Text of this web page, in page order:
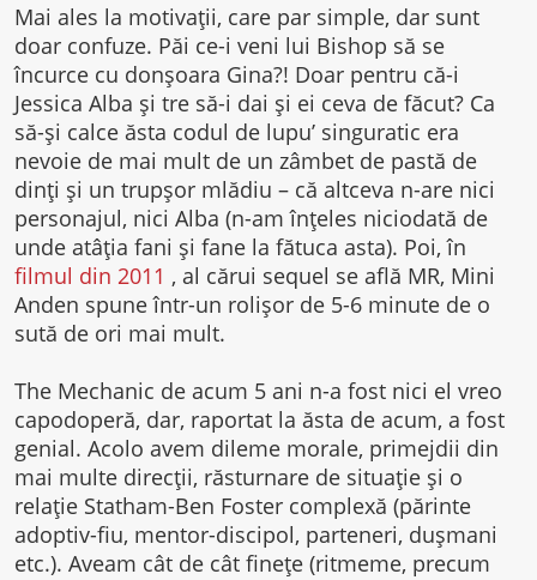
Mai ales la motivații, care par simple, dar sunt
doar confuze. Păi ce-i veni lui Bishop să se
încurce cu donșoara Gina?! Doar pentru că-i
Jessica Alba și tre să-i dai și ei ceva de făcut? Ca
să-și calce ăsta codul de lupu’ singuratic era
nevoie de mai mult de un zâmbet de pastă de
dinți și un trupșor mlădiu – că altceva n-are nici
personajul, nici Alba (n-am înțeles niciodată de
unde atâția fani și fane la fătuca asta). Poi, în
filmul din 2011 , al cărui sequel se află MR, Mini
Anden spune într-un rolișor de 5-6 minute de o
sută de ori mai mult.
The Mechanic de acum 5 ani n-a fost nici el vreo
capodoperă, dar, raportat la ăsta de acum, a fost
genial. Acolo avem dileme morale, primejdii din
mai multe direcții, răsturnare de situație și o
relație Statham-Ben Foster complexă (părinte
adoptiv-fiu, mentor-discipol, parteneri, dușmani
etc.). Aveam cât de cât finețe (ritmeme, precum